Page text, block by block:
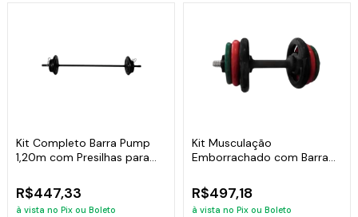
Kit Completo Barra Pump
1,20m com Presilhas para
R$447,33
à vista no Pix ou Boleto
Kit Musculação
Emborrachado com Barra
R$497,18
à vista no Pix ou Boleto